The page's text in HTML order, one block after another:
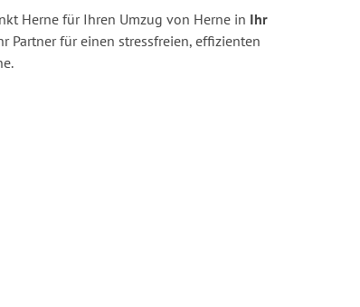
Herne für Ihren Umzug von Herne in Ihr
Partner für einen stressfreien, effizienten